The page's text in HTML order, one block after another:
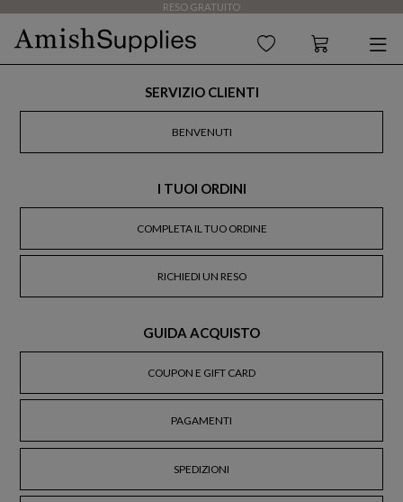
RESO GRATUITO
SERVIZIO CLIENTI
BENVENUTI
I TUOI ORDINI
COMPLETA IL TUO ORDINE
RICHIEDI UN RESO
GUIDA ACQUISTO
COUPON E GIFT CARD
PAGAMENTI
SPEDIZIONI